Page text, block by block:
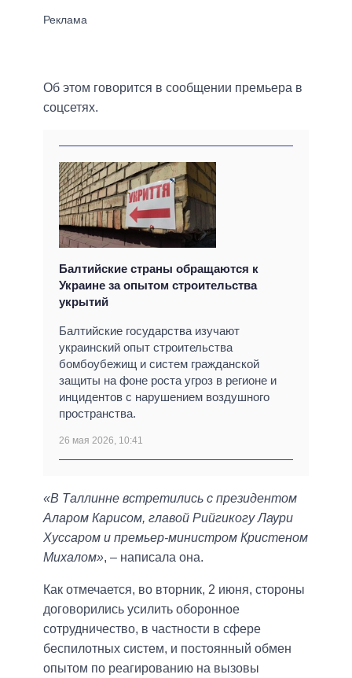
Об этом говорится в сообщении премьера в
соцсетях.
Балтийские страны обращаются к
Украине за опытом строительства
укрытий
Балтийские государства изучают
украинский опыт строительства
бомбоубежищ и систем гражданской
защиты на фоне роста угроз в регионе и
инцидентов с нарушением воздушного
пространства.
26 мая 2026, 10:41
«В Таллинне встретились с президентом
Аларом Карисом, главой Рийгикогу Лаури
Хуссаром и премьер-министром Кристеном
Михалом», – написала она.
Как отмечается, во вторник, 2 июня, стороны
договорились усилить оборонное
сотрудничество, в частности в сфере
беспилотных систем, и постоянный обмен
опытом по реагированию на вызовы